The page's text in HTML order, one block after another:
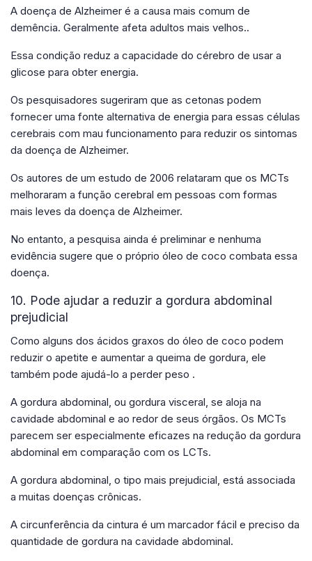
A doença de Alzheimer é a causa mais comum de
demência. Geralmente afeta adultos mais velhos..
Essa condição reduz a capacidade do cérebro de usar a
glicose para obter energia.
Os pesquisadores sugeriram que as cetonas podem
fornecer uma fonte alternativa de energia para essas células
cerebrais com mau funcionamento para reduzir os sintomas
da doença de Alzheimer.
Os autores de um estudo de 2006 relataram que os MCTs
melhoraram a função cerebral em pessoas com formas
mais leves da doença de Alzheimer.
No entanto, a pesquisa ainda é preliminar e nenhuma
evidência sugere que o próprio óleo de coco combata essa
doença.
10. Pode ajudar a reduzir a gordura abdominal
prejudicial
Como alguns dos ácidos graxos do óleo de coco podem
reduzir o apetite e aumentar a queima de gordura, ele
também pode ajudá-lo a perder peso .
A gordura abdominal, ou gordura visceral, se aloja na
cavidade abdominal e ao redor de seus órgãos. Os MCTs
parecem ser especialmente eficazes na redução da gordura
abdominal em comparação com os LCTs.
A gordura abdominal, o tipo mais prejudicial, está associada
a muitas doenças crônicas.
A circunferência da cintura é um marcador fácil e preciso da
quantidade de gordura na cavidade abdominal.